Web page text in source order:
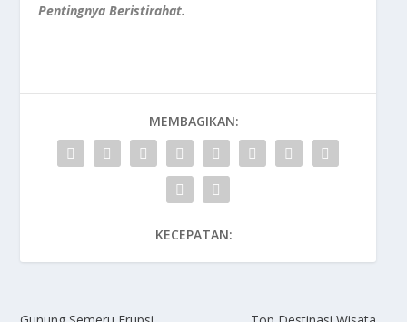
Pentingnya Beristirahat.
MEMBAGIKAN:
KECEPATAN: